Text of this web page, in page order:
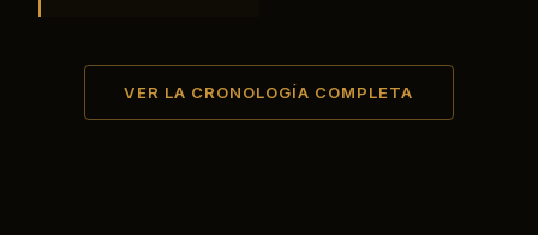
VER LA CRONOLOGÍA COMPLETA